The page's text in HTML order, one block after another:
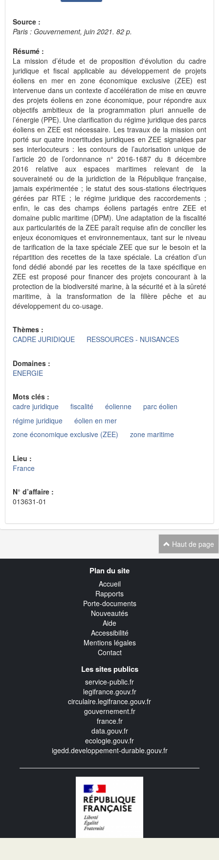
Source :
Paris : Gouvernement, juin 2021. 82 p.
Résumé :
La mission d’étude et de proposition d'évolution du cadre
juridique et fiscal applicable au développement de projets
éoliens en mer en zone économique exclusive (ZEE) est
intervenue dans un contexte d’accélération de mise en œuvre
des projets éoliens en zone économique, pour répondre aux
objectifs ambitieux de la programmation pluri annuelle de
l’énergie (PPE). Une clarification du régime juridique des parcs
éoliens en ZEE est nécessaire. Les travaux de la mission ont
porté sur quatre incertitudes juridiques en ZEE signalées par
ses interlocuteurs : les contours de l’autorisation unique de
l’article 20 de l’ordonnance n° 2016-1687 du 8 décembre
2016 relative aux espaces maritimes relevant de la
souveraineté ou de la juridiction de la République française,
jamais expérimentée ; le statut des sous-stations électriques
gérées par RTE ; le régime juridique des raccordements ;
enfin, le cas des champs éoliens partagés entre ZEE et
domaine public maritime (DPM). Une adaptation de la fiscalité
aux particularités de la ZEE paraît requise afin de concilier les
enjeux économiques et environnementaux, tant sur le niveau
de tarification de la taxe spéciale ZEE que sur le besoin et la
répartition des recettes de la taxe spéciale. La création d’un
fond dédié abondé par les recettes de la taxe spécifique en
ZEE est proposé pour financer des projets concourant à la
protection de la biodiversité marine, à la sécurité et à la sûreté
maritime, à la transformation de la filière pêche et au
développement du co-usage.
Thèmes :
CADRE JURIDIQUE
RESSOURCES - NUISANCES
Domaines :
ENERGIE
Mots clés :
cadre juridique
fiscalité éolienne
parc éolien
régime juridique
éolien en mer
zone économique exclusive (ZEE)
zone maritime
Lieu :
France
N° d’affaire :
013631-01
Haut de page
Plan du site
Accueil
Rapports
Porte-documents
Nouveautés
Aide
Accessibilité
Mentions légales
Contact
Les sites publics
service-public.fr
legifrance.gouv.fr
circulaire.legifrance.gouv.fr
gouvernement.fr
france.fr
data.gouv.fr
ecologie.gouv.fr
igedd.developpement-durable.gouv.fr